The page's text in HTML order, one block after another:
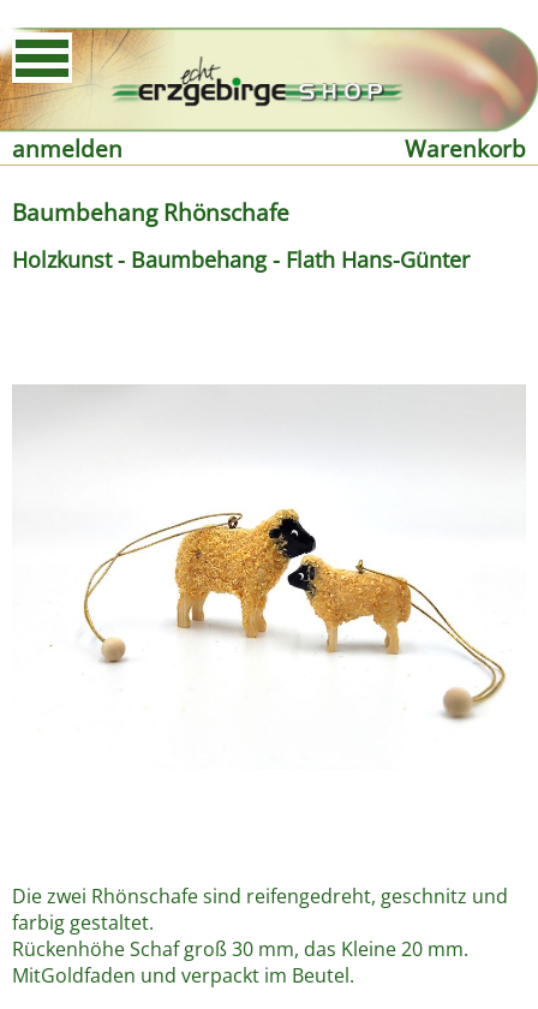
anmelden
Warenkorb
Baumbehang Rhönschafe
Holzkunst - Baumbehang - Flath Hans-Günter
Die zwei Rhönschafe sind reifengedreht, geschnitz und
farbig gestaltet.
Rückenhöhe Schaf groß 30 mm, das Kleine 20 mm.
MitGoldfaden und verpackt im Beutel.